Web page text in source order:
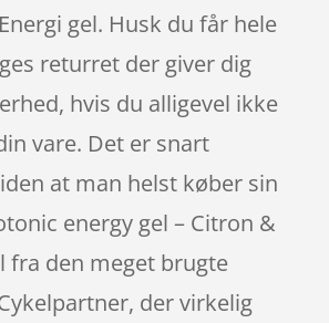
gel. Husk du får hele
returret der giver dig
hvis du alligevel ikke
vare. Det er snart
at man helst køber sin
energy gel – Citron &
fra den meget brugte
der virkelig